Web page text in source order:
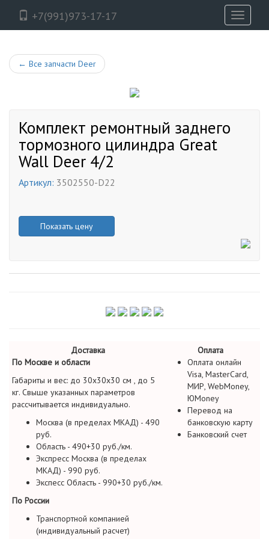
+7(991)973-17-17
Toggle
← Все запчасти Deer
Комплект ремонтный заднего
тормозного цилиндра Great
Wall Deer 4/2
Артикул: 3502550-D22
Показать цену
Доставка
Оплата
По Москве и области
Габариты и вес: до 30х30х30 см , до 5
кг. Свыше указанных параметров
рассчитывается индивидуально.
Москва (в пределах МКАД) - 490
руб.
Область - 490+30 руб./км.
Экспресс Москва (в пределах
МКАД) - 990 руб.
Экспесс Область - 990+30 руб./км.
По России
Транспортной компанией
(индивидуальный расчет)
Оплата онлайн
Visa, MasterCard,
МИР, WebMoney,
ЮMoney
Перевод на
банковскую карту
Банковский счет